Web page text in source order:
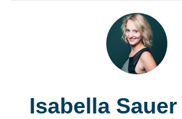
Isabella Sauer